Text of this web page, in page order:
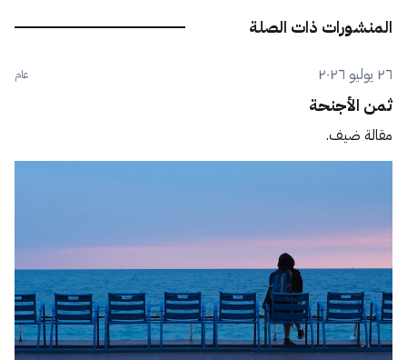
المنشورات ذات الصلة
٢٦ يوليو ٢٠٢٦ عام
ثمن الأجنحة
مقالة ضيف.